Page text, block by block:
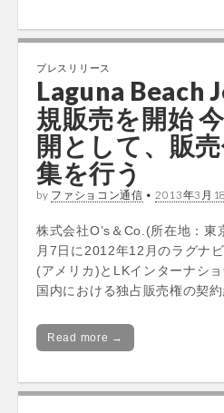
プレスリリース
Laguna Beach
規販売を開始
開として、販
集を行う
by ファショコン通信 • 2013年3月
株式会社O’s＆Co.(所在地：
月7日に2012年12月のラグナ
(アメリカ)とLKインターナシ
国内における独占販売権の契
Read more →